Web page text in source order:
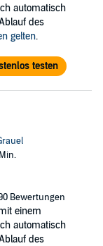
automatisch
des
gelten.
testen
Bewertungen
einem
automatisch
des